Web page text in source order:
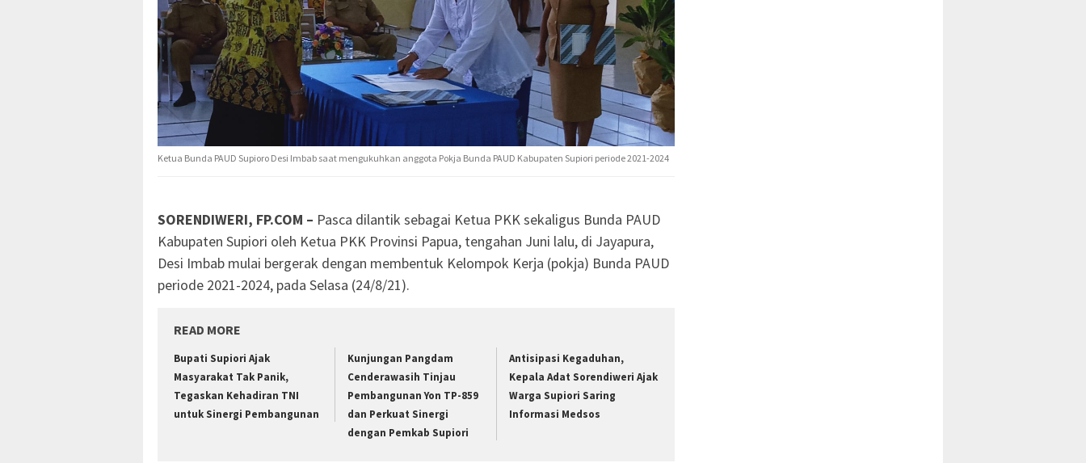
Ketua Bunda PAUD Supioro Desi Imbab saat mengukuhkan anggota Pokja Bunda PAUD Kabupaten Supiori periode 2021-2024
SORENDIWERI, FP.COM – Pasca dilantik sebagai Ketua PKK sekaligus Bunda PAUD
Kabupaten Supiori oleh Ketua PKK Provinsi Papua, tengahan Juni lalu, di Jayapura,
Desi Imbab mulai bergerak dengan membentuk Kelompok Kerja (pokja) Bunda PAUD
periode 2021-2024, pada Selasa (24/8/21).
READ MORE
Bupati Supiori Ajak
Masyarakat Tak Panik,
Tegaskan Kehadiran TNI
untuk Sinergi Pembangunan
Kunjungan Pangdam
Cenderawasih Tinjau
Pembangunan Yon TP-859
dan Perkuat Sinergi
dengan Pemkab Supiori
Antisipasi Kegaduhan,
Kepala Adat Sorendiweri Ajak
Warga Supiori Saring
Informasi Medsos